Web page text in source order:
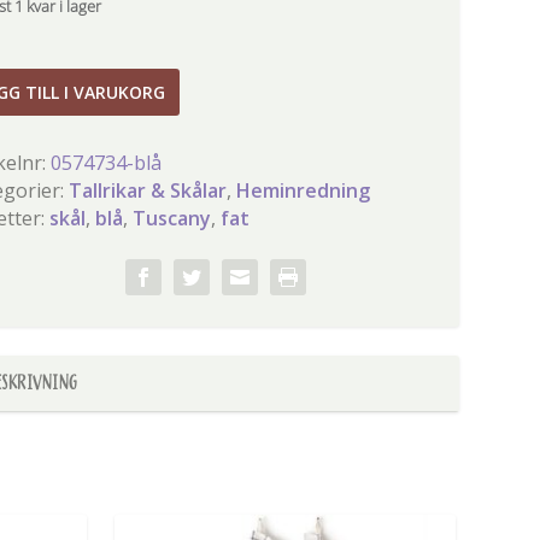
1 kvar i lager
TILL I VARUKORG
0574734-blå
Tallrikar & Skålar, Heminredning
skål, blå, Tuscany, fat